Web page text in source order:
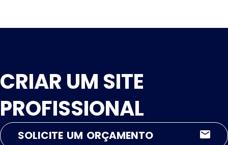
CRIAR UM SITE
PROFISSIONAL
SOLICITE UM ORÇAMENTO